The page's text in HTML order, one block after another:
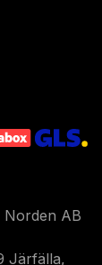
Norden AB
Järfälla,